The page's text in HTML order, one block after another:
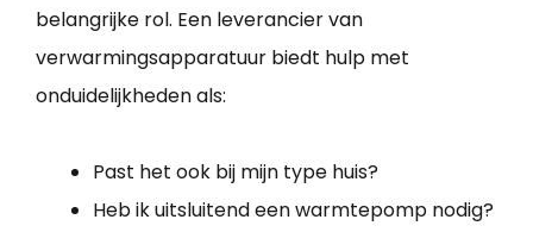
belangrijke rol. Een leverancier van
verwarmingsapparatuur biedt hulp met
onduidelijkheden als:
Past het ook bij mijn type huis?
Heb ik uitsluitend een warmtepomp nodig?